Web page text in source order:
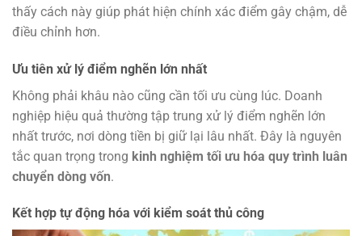
thấy cách này giúp phát hiện chính xác điểm gây chậm, dễ
điều chỉnh hơn.
Ưu tiên xử lý điểm nghẽn lớn nhất
Không phải khâu nào cũng cần tối ưu cùng lúc. Doanh
nghiệp hiệu quả thường tập trung xử lý điểm nghẽn lớn
nhất trước, nơi dòng tiền bị giữ lại lâu nhất. Đây là nguyên
tắc quan trọng trong kinh nghiệm tối ưu hóa quy trình luân
chuyển dòng vốn.
Kết hợp tự động hóa với kiểm soát thủ công